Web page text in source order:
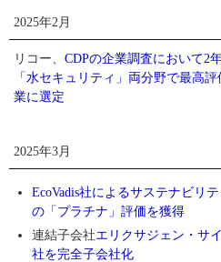
2025年2月
リコー、 CDPの企業調査において2
「水セキュリティ」両分野で最高
業に選定
2025年3月
EcoVadis社によるサステナビリ
の「プラチナ」評価を獲得
連結子会社エリクサジェン・サ
社を完全子会社化